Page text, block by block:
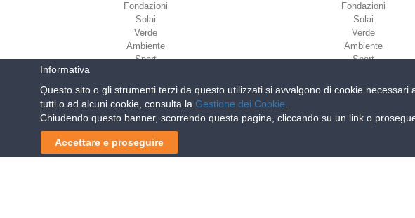
Fondazioni
Solai
Verde
Ambiente
Sport
Fondazioni
Solai
Verde
Ambiente
Sport
Geoplast S.p.A.| Via Martiri della Libertà, 6/8 -
Reg. Impr. PD. n. 03285310284 - R.E.A. n. 300667 P.IVA e C.F.
Informativa
Questo sito o gli strumenti terzi da questo utilizzati si avvalgono di cookie
tutti o ad alcuni cookie, consulta la Gestione dei Cookie
Chiudendo questo banner, scorrendo questa pagina, cliccando su un link o
Accettare e proseguire